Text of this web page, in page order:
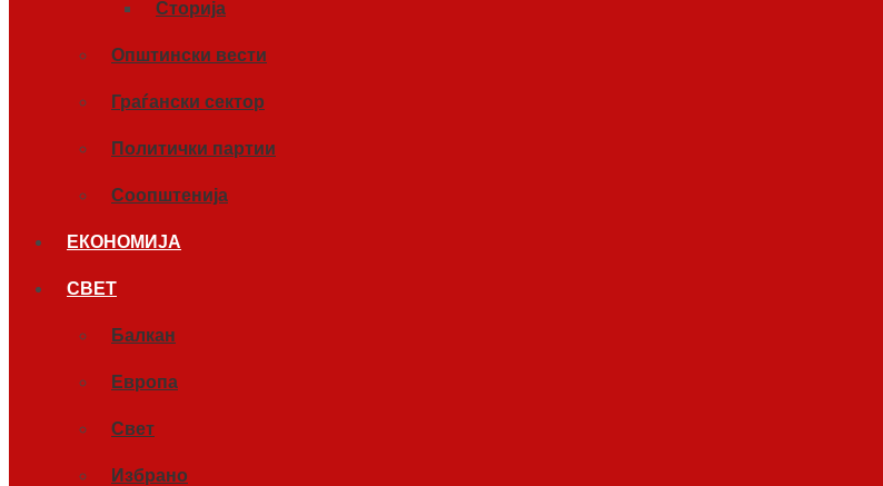
Сторија
Општински вести
Граѓански сектор
Политички партии
Соопштенија
ЕКОНОМИЈА
СВЕТ
Балкан
Европа
Свет
Избрано